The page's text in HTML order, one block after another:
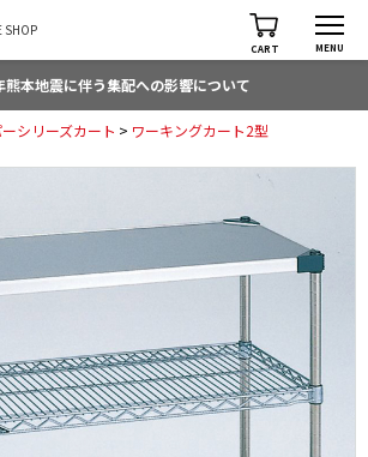
SHOP
CART MENU
熊本地震に伴う集配への影響について
シリーズカート > ワーキングカート2型